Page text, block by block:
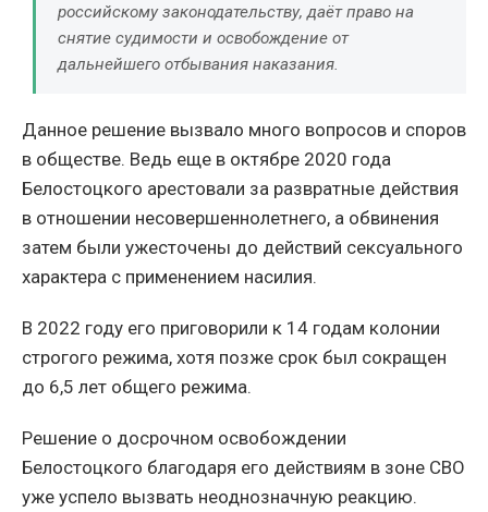
российскому законодательству, даёт право на
снятие судимости и освобождение от
дальнейшего отбывания наказания.
Данное решение вызвало много вопросов и споров
в обществе. Ведь еще в октябре 2020 года
Белостоцкого арестовали за развратные действия
в отношении несовершеннолетнего, а обвинения
затем были ужесточены до действий сексуального
характера с применением насилия.
В 2022 году его приговорили к 14 годам колонии
строгого режима, хотя позже срок был сокращен
до 6,5 лет общего режима.
Решение о досрочном освобождении
Белостоцкого благодаря его действиям в зоне СВО
уже успело вызвать неоднозначную реакцию.